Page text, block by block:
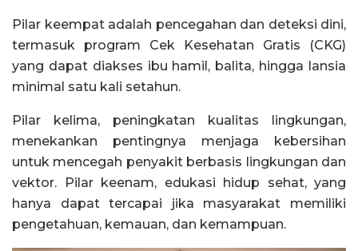
Pilar keempat adalah pencegahan dan deteksi dini,
termasuk program Cek Kesehatan Gratis (CKG)
yang dapat diakses ibu hamil, balita, hingga lansia
minimal satu kali setahun.
Pilar kelima, peningkatan kualitas lingkungan,
menekankan pentingnya menjaga kebersihan
untuk mencegah penyakit berbasis lingkungan dan
vektor. Pilar keenam, edukasi hidup sehat, yang
hanya dapat tercapai jika masyarakat memiliki
pengetahuan, kemauan, dan kemampuan.